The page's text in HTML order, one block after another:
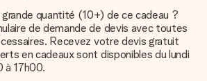
ma commande ?
formes de paiement suivantes : Paypal,
virement bancaire. Comptez un délai de
quantité (10+) de ce cadeau ?
de demande de devis avec toutes
Recevez votre devis gratuit
en cadeaux sont disponibles du lundi
à 17h00.